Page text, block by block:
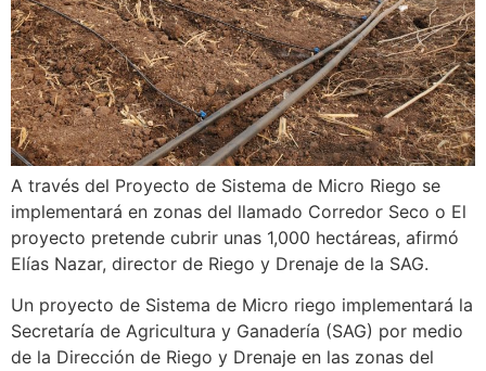
A través del Proyecto de Sistema de Micro Riego se
implementará en zonas del llamado Corredor Seco o El
proyecto pretende cubrir unas 1,000 hectáreas, afirmó
Elías Nazar, director de Riego y Drenaje de la SAG.
Un proyecto de Sistema de Micro riego implementará la
Secretaría de Agricultura y Ganadería (SAG) por medio
de la Dirección de Riego y Drenaje en las zonas del